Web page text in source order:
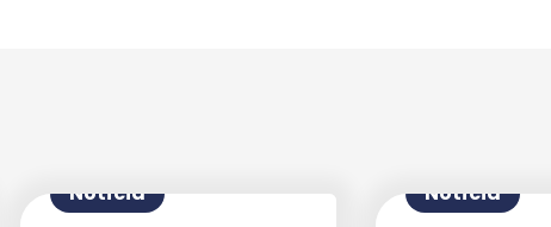
Notícia Notícia